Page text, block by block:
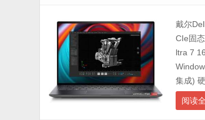
戴尔
CIe固
ltra 7
集成)
阅读